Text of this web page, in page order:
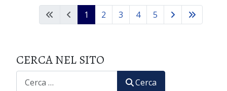
1 2 3 4 5
CERCA NEL SITO
Cerca